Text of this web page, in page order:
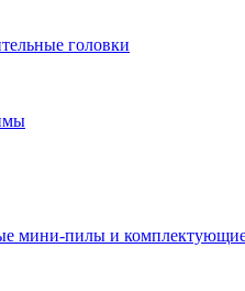
головки
мини-пилы и